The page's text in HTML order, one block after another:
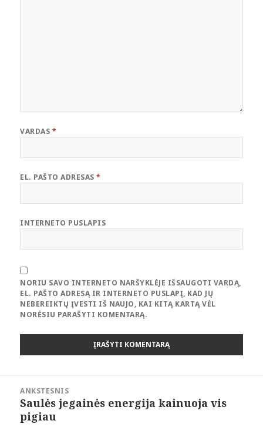
VARDAS *
EL. PAŠTO ADRESAS*
INTERNETO PUSLAPIS
NORIU SAVO INTERNETO NARŠYKLĖJE IŠSAUGOTI VARDĄ,
EL. PAŠTO ADRESĄ IR INTERNETO PUSLAPĮ, KAD JŲ
NEBEREIKTŲ ĮVESTI IŠ NAUJO, KAI KITĄ KARTĄ VĖL
NORĖSIU PARAŠYTI KOMENTARĄ.
įrašų
ANKSTESNIS
Ankstesnis
įrašas:
Saulės jegainės energija kainuoja vis
pigiau